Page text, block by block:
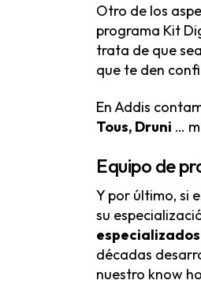
Otro de los
programa Kit
trata de que
que te den
En Addis
Tous, Druni …
Equipo de
Y por último, si
su
décadas
nuestro know